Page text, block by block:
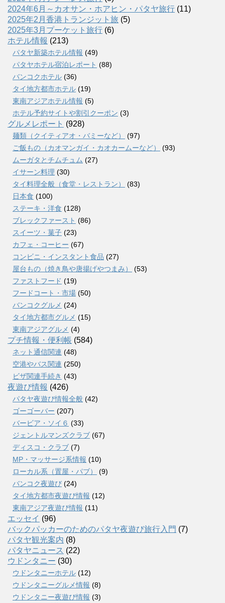
2024年6月～カオサン・ホアヒン・パタヤ旅行 (11)
2025年2月香港トランジット旅 (5)
2025年3月プーケット旅行 (6)
ホテル情報 (213)
パタヤ新築ホテル情報 (49)
パタヤホテル宿泊レポート (88)
バンコクホテル (36)
タイ地方都市ホテル (19)
東南アジアホテル情報 (5)
ホテル予約サイトや割引クーポン (3)
グルメレポート (928)
麺類（クイティアオ・バミーなど）
(97)
ご飯もの（カオマンガイ・カオカームーなど）
(93)
ムーガタとチムチュム (27)
イサーン料理 (30)
タイ料理全般（食堂・レストラン）
(83)
日本食 (100)
ステーキ・洋食 (128)
ブレックファースト (86)
スイーツ・菓子 (23)
カフェ・コーヒー (67)
コンビニ・インスタント食品 (27)
屋台もの（焼き鳥や唐揚げやつまみ）
(53)
ファストフード (19)
フードコート・市場 (50)
バンコクグルメ (24)
タイ地方都市グルメ (15)
東南アジアグルメ (4)
プチ情報・便利帳 (584)
ネット通信関連 (48)
空港やバス関連 (250)
ビザ関連手続き (43)
夜遊び情報 (426)
パタヤ夜遊び情報全般 (42)
ゴーゴーバー (207)
バービア・ソイ６ (33)
ジェントルマンズクラブ (67)
ディスコ・クラブ (7)
MP・マッサージ系情報 (10)
ローカル系（置屋・パブ）
(9)
バンコク夜遊び (24)
タイ地方都市夜遊び情報 (12)
東南アジア夜遊び情報 (11)
エッセイ (96)
バックパッカーのためのパタヤ夜遊び旅行入門 (7)
パタヤ観光案内 (8)
パタヤニュース (22)
ウドンタニー (30)
ウドンタニーホテル (12)
ウドンタニーグルメ情報 (8)
ウドンタニー夜遊び情報 (3)